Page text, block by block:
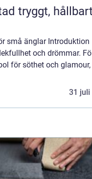
små änglar Introduktion
och drömmar.
för söthet och glamour,
31 juli